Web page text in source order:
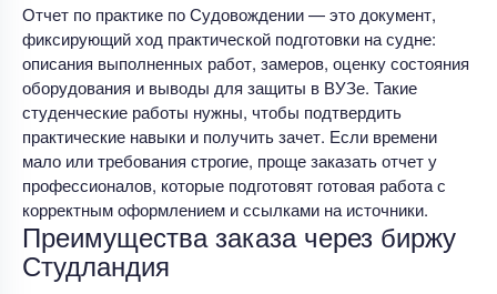
Отчет по практике по Судовождении — это документ,
фиксирующий ход практической подготовки на судне:
описания выполненных работ, замеров, оценку состояния
оборудования и выводы для защиты в ВУЗе. Такие
студенческие работы нужны, чтобы подтвердить
практические навыки и получить зачет. Если времени
мало или требования строгие, проще заказать отчет у
профессионалов, которые подготовят готовая работа с
корректным оформлением и ссылками на источники.
Преимущества заказа через биржу
Студландия